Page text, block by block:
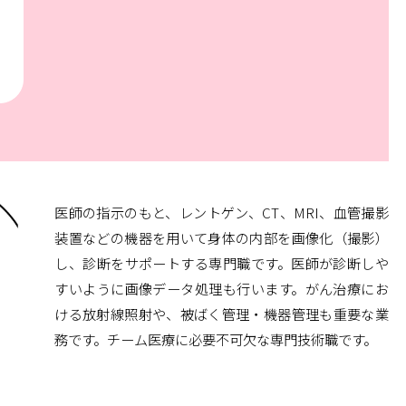
医師の指示のもと、レントゲン、CT、MRI、血管撮影
装置などの機器を用いて身体の内部を画像化（撮影）
し、診断をサポートする専門職です。医師が診断しや
すいように画像データ処理も行います。がん治療にお
ける放射線照射や、被ばく管理・機器管理も重要な業
務です。チーム医療に必要不可欠な専門技術職です。